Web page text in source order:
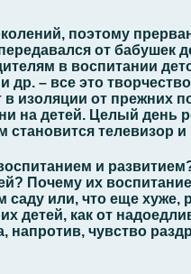
поэтому
от бабушек
в воспитании
др. – все это
изоляции от прежних
на детей. Целый день
становится телевизор
и
Почему их
или, что еще хуже,
детей, как от
чувство